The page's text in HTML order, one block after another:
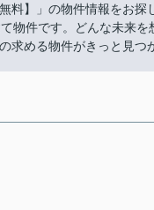
料】」の物件情報をお
物件です。どんな未来
求める物件がきっと見つ